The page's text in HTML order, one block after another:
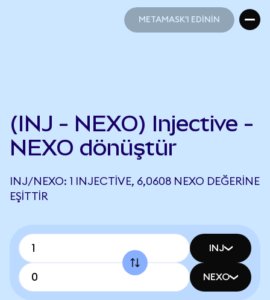
METAMASK'I EDİNİN
(INJ - NEXO) Injective -
NEXO dönüştür
INJ/NEXO: 1 INJECTIVE, 6,0608 NEXO DEĞERINE
EŞITTIR
INJ
NEXO